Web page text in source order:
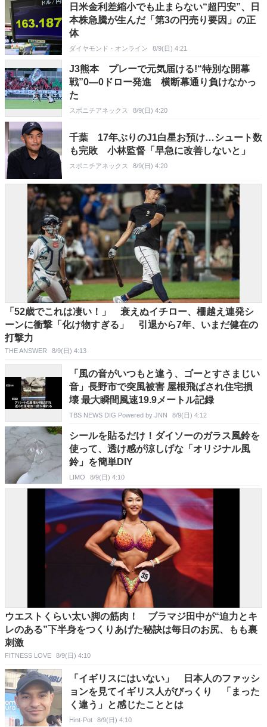
日米金利差縮小でも止まらない“超円安”、日
本株急騰が生んだ「第3の円売り要因」の正
体
ダイヤモンド・オンライン 8/9(日) 4:21
J3熊本 プレーで元気届ける!“特別な開幕
戦”0―0ドロー発進 横断幕通り負けなかっ
た
スポニチアネックス 8/9(日) 4:20
千葉 17年ぶりのJ1白星お預け…シュート数
も完敗 小林監督「早急に改善しないと」
スポニチアネックス 8/9(日) 4:20
「52歳でこれは凄い！」 衰えぬイチロー、柵越え連発シ
ーンに衝撃「化け物すぎる」 引退から7年、いまだ健在の
打撃力
THE ANSWER 8/9(日) 4:13
「風の音がいつもと違う、ゴーとすさまじい
音」長野市で突風被害 屋根飛ばされ住宅損
壊 最大瞬間風速19.9メートル記録
TBS NEWS DIG Powered by JNN 8/9(日) 4:12
シールを貼るだけ！ダイソーのガラス風鈴を
使って、透け感が涼しげな「オリジナル風
鈴」を簡単DIY
LIMO 8/9(日) 4:10
ウエストくらい太い脚の筋肉！ ブラマジ田中が“迫力とキ
レのある”下半身をつくりあげた秘訣は毎日のお尻、もも裏
刺激
FITNESS LOVE 8/9(日) 4:10
「イギリスにはいない」 日本人のファッシ
ョンを見てイギリス人がびっくり 「まった
く違う」と感じたこととは
Hint-Pot 8/9(日) 4:10